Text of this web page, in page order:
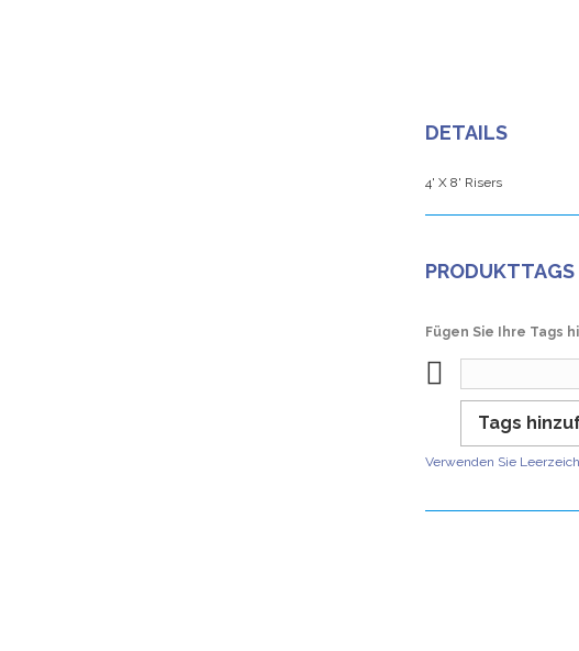
DETAILS
4' X 8' Risers
PRODUKTTAGS
Fügen Sie Ihre Tags
Tags
Verwenden Sie